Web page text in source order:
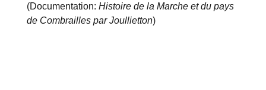
(Documentation: Histoire de la Marche et du pays
de Combrailles par Joullietton)